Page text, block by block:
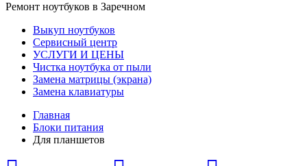
Ремонт ноутбуков в Заречном
Выкуп ноутбуков
Сервисный центр
УСЛУГИ И ЦЕНЫ
Чистка ноутбука от пыли
Замена матрицы (экрана)
Замена клавиатуры
Главная
Блоки питания
Для планшетов